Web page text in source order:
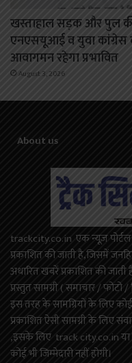
खस्ताहाल सड़क और पुल
एनएसयूआई व युवा कांग्रेस
आवागमन रहेगा प्रभावित
August 3, 2026
About us
trackcity.co.in एक न्यूज़ पोर्टल
प्रकाशित की जाती है,जिसमें
अधारित खबरें प्रकाशित की
प्रस्तुत सामग्री ( समाचार /
इस तरह के सामग्रियों के लिए
प्रकाशित ऐसी सामग्री के लिए
,इसके लिए track city.co.in या
कोई भी जिम्मेदारी नहीं होगी।